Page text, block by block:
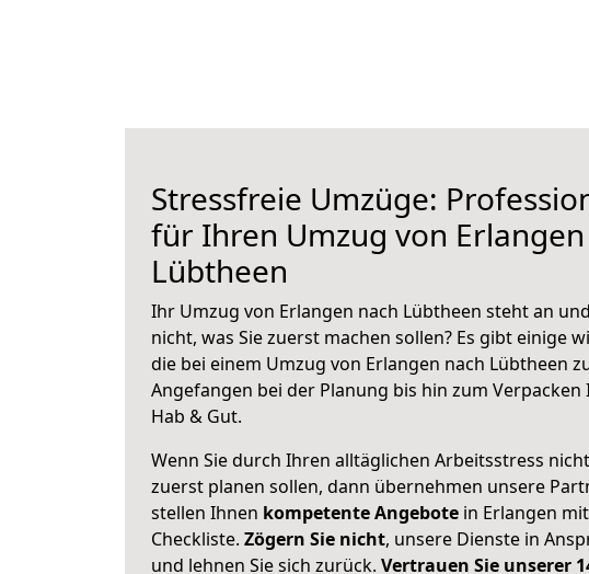
Stressfreie Umzüge:
für Ihren Umzug von
Lübtheen
Ihr Umzug von Erlangen nach Lübtheen steht an
nicht, was Sie zuerst machen sollen? Es gibt einige
die bei einem Umzug von Erlangen nach Lübtheen
Angefangen bei der Planung bis hin zum
Hab & Gut.
Wenn Sie durch Ihren alltäglichen Arbeitsstress
zuerst planen sollen, dann übernehmen unsere
stellen Ihnen kompetente Angebote in Erlangen
Checkliste. Zögern Sie nicht, unsere Dienste in
und lehnen Sie sich zurück. Vertrauen Sie unserer